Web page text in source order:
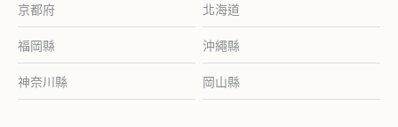
京都府 北海道
福岡縣 沖繩縣
神奈川縣 岡山縣